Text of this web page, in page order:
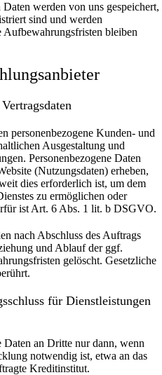
werden von uns gespeichert,
sind und werden
Aufbewahrungsfristen bleiben
personenbezogene Kunden- und
Ausgestaltung und
Personenbezogene Daten
(Nutzungsdaten) erheben,
dies erforderlich ist, um dem
zu ermöglichen oder
ist Art. 6 Abs. 1 lit. b DSGVO.
nach Abschluss des Auftrags
und Ablauf der ggf.
gelöscht. Gesetzliche
für Dienstleistungen
Daten an Dritte nur dann, wenn
notwendig ist, etwa an das
Kreditinstitut.